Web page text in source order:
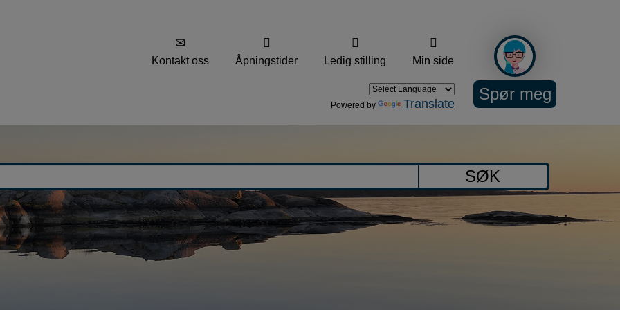
Kontakt oss Åpningstider Ledig stilling Min side
Spør meg
Powered by Translate
SØK